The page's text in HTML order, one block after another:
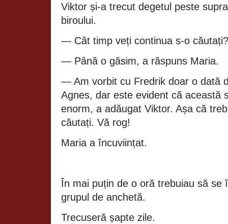
Viktor și‑a trecut degetul peste
biroului.
— Cât timp veți continua s‑o
— Până o găsim, a răspuns Maria.
— Am vorbit cu Fredrik doar o dată
Agnes, dar este evident că această
enorm, a adăugat Viktor. Așa că
căutați. Vă rog!
Maria a încuviințat.
În mai puțin de o oră trebuiau să se
grupul de anchetă.
Trecuseră șapte zile.